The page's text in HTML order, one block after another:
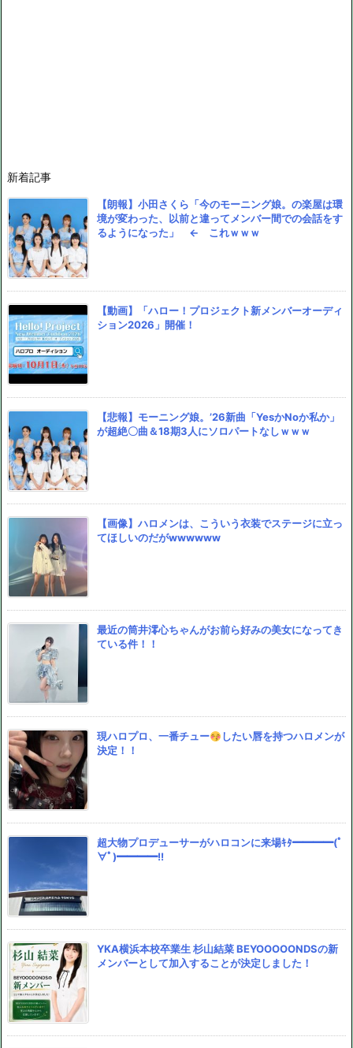
新着記事
【朗報】小田さくら「今のモーニング娘。の楽屋は環
境が変わった、以前と違ってメンバー間での会話をす
るようになった」 ← これｗｗｗ
【動画】「ハロー！プロジェクト新メンバーオーディ
ション2026」開催！
【悲報】モーニング娘。’26新曲「YesかNoか私か」
が超絶〇曲＆18期3人にソロパートなしｗｗｗ
【画像】ハロメンは、こういう衣装でステージに立っ
てほしいのだがwwwwww
最近の筒井澪心ちゃんがお前ら好みの美女になってき
ている件！！
現ハロプロ、一番チュー
したい唇を持つハロメンが
決定！！
超大物プロデューサーがハロコンに来場ｷﾀ━━━━(ﾟ
∀ﾟ)━━━━!!
YKA横浜本校卒業生 杉山結菜 BEYOOOOONDSの新
メンバーとして加入することが決定しました！